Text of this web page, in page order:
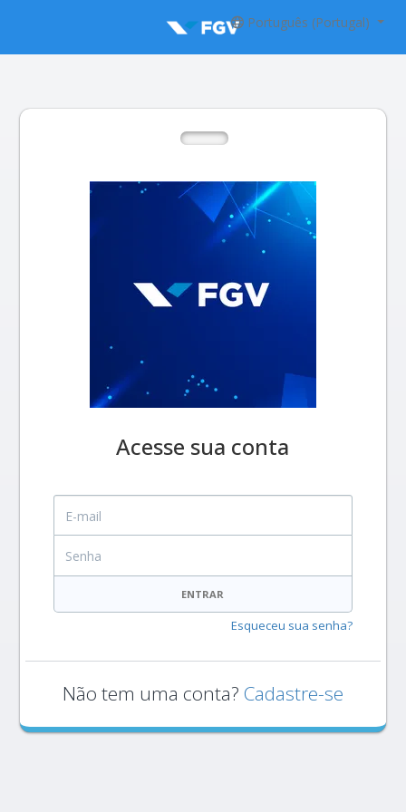
Português (Portugal)
Acesse sua conta
E-mail
ENTRAR
Esqueceu sua senha?
Não tem uma conta? Cadastre-se